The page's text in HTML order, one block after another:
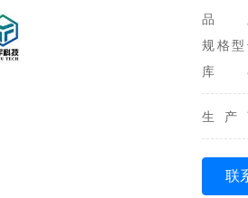
品
规格型
库
生产
联